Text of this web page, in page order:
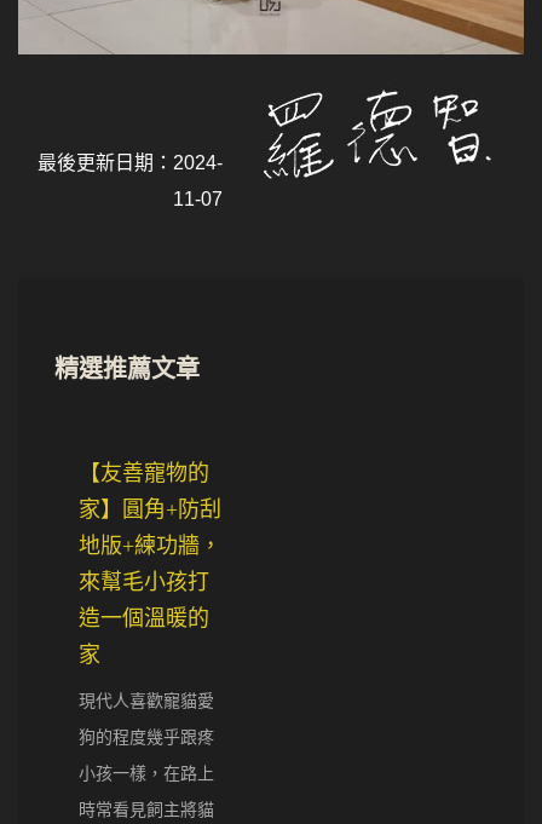
最後更新日期：2024-
11-07
精選推薦文章
【友善寵物的
家】圓角+防刮
地版+練功牆，
來幫毛小孩打
造一個溫暖的
家
現代人喜歡寵貓愛
狗的程度幾乎跟疼
小孩一樣，在路上
時常看見飼主將貓